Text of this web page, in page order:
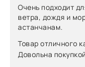
Очень подходит
ветра, дождя и
астанчанам.
Товар отличного
Довольна